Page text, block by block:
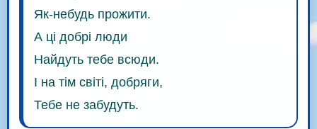
Як-небудь прожити.
А ці добрі люди
Найдуть тебе всюди.
І на тім світі, добряги,
Тебе не забудуть.